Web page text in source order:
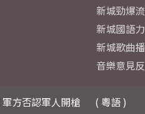
方否認軍人開槍
( 粵語 )
新城勁爆
新城國語
新城歌曲
音樂意見